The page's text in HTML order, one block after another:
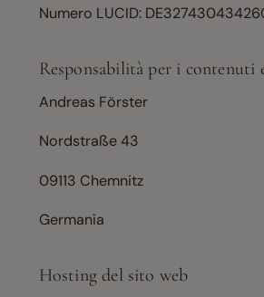
Numero LUCID:
Responsabilità per i contenuti
Andreas Förster
Nordstraße 43
09113 Chemnitz
Germania
Hosting del sito web